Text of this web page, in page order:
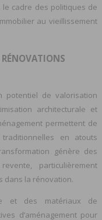
le cadre des politiques de
au vieillissement
RÉNOVATIONS
potentiel de valorisation
architecturale et
permettent de
en atouts
génère des
particulièrement
dans la rénovation.
et des matériaux de
d’aménagement pour